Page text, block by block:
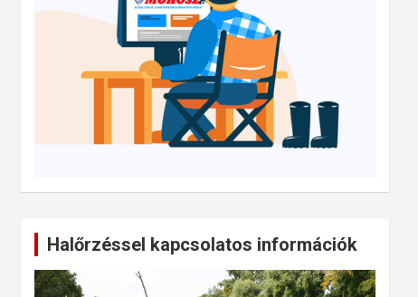
Halőrzéssel kapcsolatos információk